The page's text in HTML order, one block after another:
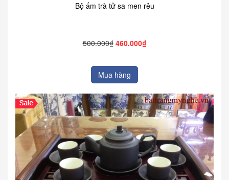
Bộ ấm trà tử sa men rêu
500.000₫ 460.000₫
Mua hàng